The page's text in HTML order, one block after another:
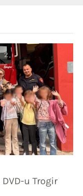
u Trogir